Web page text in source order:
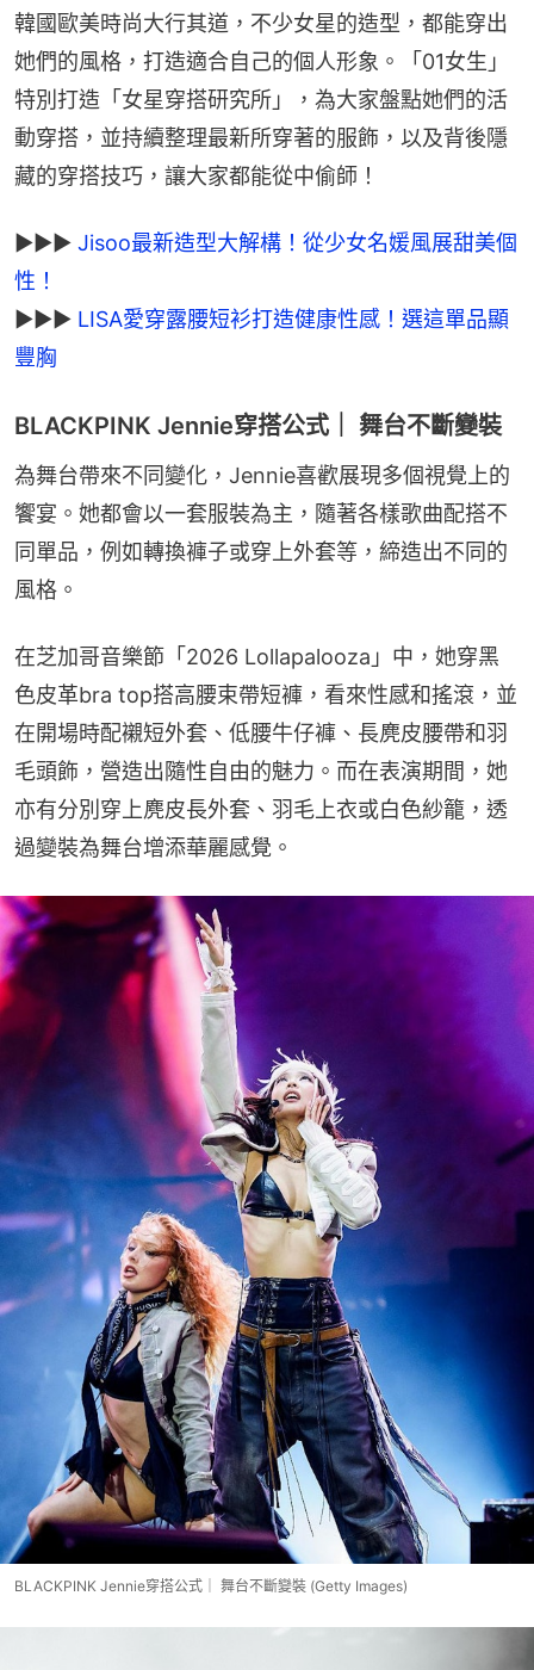
韓國歐美時尚大行其道，不少女星的造型，都能穿出
她們的風格，打造適合自己的個人形象。「01女生」
特別打造「女星穿搭研究所」，為大家盤點她們的活
動穿搭，並持續整理最新所穿著的服飾，以及背後隱
藏的穿搭技巧，讓大家都能從中偷師！
►►► Jisoo最新造型大解構！從少女名媛風展甜美個
►►► LISA愛穿露腰短衫打造健康性感！選這單品顯
豐胸
BLACKPINK Jennie穿搭公式｜ 舞台不斷變裝
為舞台帶來不同變化，Jennie喜歡展現多個視覺上的
饗宴。她都會以一套服裝為主，隨著各樣歌曲配搭不
同單品，例如轉換褲子或穿上外套等，締造出不同的
風格。
在芝加哥音樂節「2026 Lollapalooza」中，她穿黑
色皮革bra top搭高腰束帶短褲，看來性感和搖滾，並
在開場時配襯短外套、低腰牛仔褲、長麂皮腰帶和羽
毛頭飾，營造出隨性自由的魅力。而在表演期間，她
亦有分別穿上麂皮長外套、羽毛上衣或白色紗籠，透
過變裝為舞台增添華麗感覺。
BLACKPINK Jennie穿搭公式｜ 舞台不斷變裝 (Getty Images)